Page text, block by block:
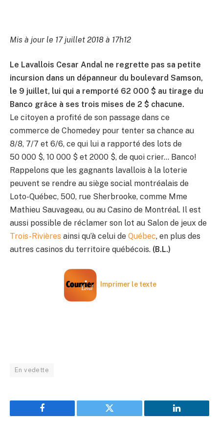
Mis à jour le 17 juillet 2018 à 17h12
Le Lavallois Cesar Andal ne regrette pas sa petite
incursion dans un dépanneur du boulevard Samson,
le 9 juillet, lui qui a remporté 62 000 $ au tirage du
Banco grâce à ses trois mises de 2 $ chacune.
Le citoyen a profité de son passage dans ce
commerce de Chomedey pour tenter sa chance au
8/8, 7/7 et 6/6, ce qui lui a rapporté des lots de
50 000 $, 10 000 $ et 2000 $, de quoi crier… Banco!
Rappelons que les gagnants lavallois à la loterie
peuvent se rendre au siège social montréalais de
Loto-Québec, 500, rue Sherbrooke, comme Mme
Mathieu Sauvageau, ou au Casino de Montréal. Il est
aussi possible de réclamer son lot au Salon de jeux de
Trois-Rivières ainsi qu’à celui de Québec, en plus des
autres casinos du territoire québécois. (B.L.)
Imprimer le texte
En vedette
Facebook Twitter LinkedIn